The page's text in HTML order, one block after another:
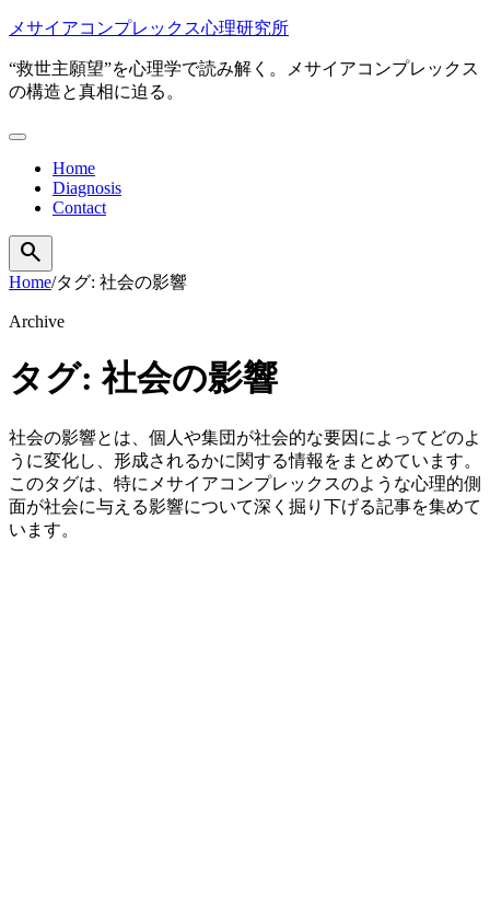
本
へ
移
メサイアコンプレックス心理研究所
“救世主願望”を心理学で読み解く。メサイアコンプレックス
の構造と真相に迫る。
メ
開
Home
Diagnosis
Contact
検
索
を
く
search
Home/タグ: 社会の影響
Archive
タグ: 社会の影響
社会の影響とは、個人や集団が社会的な要因によってどのよ
うに変化し、形成されるかに関する情報をまとめています。
このタグは、特にメサイアコンプレックスのような心理的側
面が社会に与える影響について深く掘り下げる記事を集めて
います。